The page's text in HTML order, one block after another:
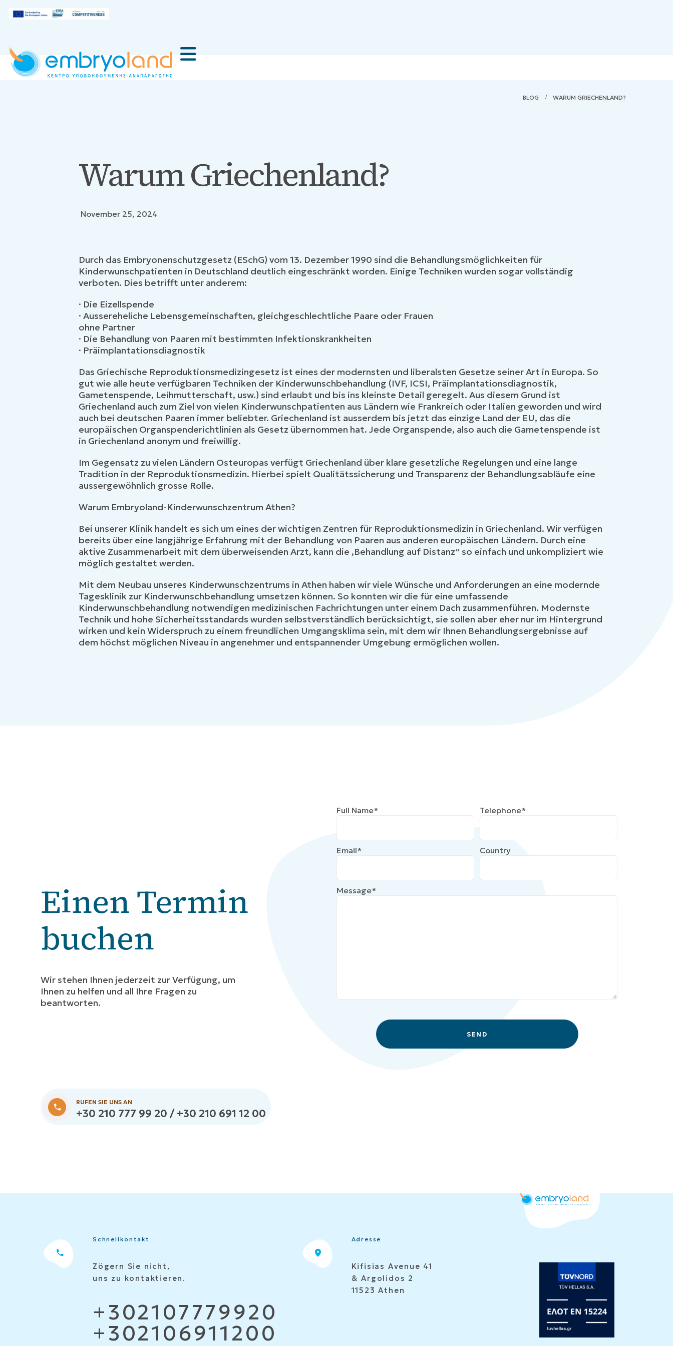
BLOG WARUM GRIECHENLAND?
Warum Griechenland?
November 25, 2024
Durch das Embryonenschutzgesetz (ESchG) vom 13. Dezember 1990 sind die Behandlungsmöglichkeiten für
Kinderwunschpatienten in Deutschland deutlich eingeschränkt worden. Einige Techniken wurden sogar vollständig
verboten. Dies betrifft unter anderem:
· Die Eizellspende
· Aussereheliche Lebensgemeinschaften, gleichgeschlechtliche Paare oder Frauen
ohne Partner
· Die Behandlung von Paaren mit bestimmten Infektionskrankheiten
· Präimplantationsdiagnostik
Das Griechische Reproduktionsmedizingesetz ist eines der modernsten und liberalsten Gesetze seiner Art in Europa. So
gut wie alle heute verfügbaren Techniken der Kinderwunschbehandlung (IVF, ICSI, Präimplantationsdiagnostik,
Gametenspende, Leihmutterschaft, usw.) sind erlaubt und bis ins kleinste Detail geregelt. Aus diesem Grund ist
Griechenland auch zum Ziel von vielen Kinderwunschpatienten aus Ländern wie Frankreich oder Italien geworden und wird
auch bei deutschen Paaren immer beliebter. Griechenland ist ausserdem bis jetzt das einzige Land der EU, das die
europäischen Organspenderichtlinien als Gesetz übernommen hat. Jede Organspende, also auch die Gametenspende ist
in Griechenland anonym und freiwillig.
Im Gegensatz zu vielen Ländern Osteuropas verfügt Griechenland über klare gesetzliche Regelungen und eine lange
Tradition in der Reproduktionsmedizin. Hierbei spielt Qualitätssicherung und Transparenz der Behandlungsabläufe eine
aussergewöhnlich grosse Rolle.
Warum Embryoland-Kinderwunschzentrum Athen?
Bei unserer Klinik handelt es sich um eines der wichtigen Zentren für Reproduktionsmedizin in Griechenland. Wir verfügen
bereits über eine langjährige Erfahrung mit der Behandlung von Paaren aus anderen europäischen Ländern. Durch eine
aktive Zusammenarbeit mit dem überweisenden Arzt, kann die ,Behandlung auf Distanz“ so einfach und unkompliziert wie
möglich gestaltet werden.
Mit dem Neubau unseres Kinderwunschzentrums in Athen haben wir viele Wünsche und Anforderungen an eine modernde
Tagesklinik zur Kinderwunschbehandlung umsetzen können. So konnten wir die für eine umfassende
Kinderwunschbehandlung notwendigen medizinischen Fachrichtungen unter einem Dach zusammenführen. Modernste
Technik und hohe Sicherheitsstandards wurden selbstverständlich berücksichtigt, sie sollen aber eher nur im Hintergrund
wirken und kein Widerspruch zu einem freundlichen Umgangsklima sein, mit dem wir Ihnen Behandlungsergebnisse auf
dem höchst möglichen Niveau in angenehmer und entspannender Umgebung ermöglichen wollen.
Einen Termin
buchen
Wir stehen Ihnen jederzeit zur Verfügung, um
Ihnen zu helfen und all Ihre Fragen zu
beantworten.
RUFEN SIE UNS AN
+30 210 777 99 20 / +30 210 691 12 00
Full Name* Telephone*
Email* Country
Message*
Schnellkontakt
Zögern Sie nicht,
uns zu kontaktieren.
+302107779920
+302106911200
Adresse
Kifisias Avenue 41
& Argolidos 2
11523 Athen